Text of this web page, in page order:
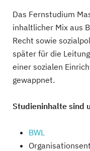
Das Fernstudium
inhaltlicher Mix aus
Recht sowie
später für die
einer sozialen
gewappnet.
Studieninhalte sind
BWL